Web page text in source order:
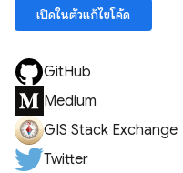
เปิดในตัวแก้ไขโค้ด
GitHub
Medium
GIS Stack Exchange
Twitter